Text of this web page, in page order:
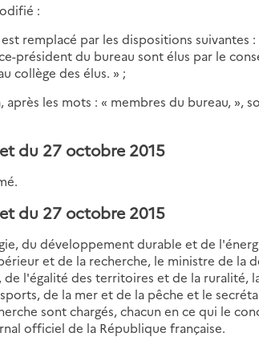
:
remplacé par les dispositions suivantes :
président du bureau sont élus par le
collège des élus. » ;
après les mots : « membres du bureau, »,
du 27 octobre 2015
du 27 octobre 2015
du développement durable et de
et de la recherche, le ministre de la
l'égalité des territoires et de la ruralité,
de la mer et de la pêche et le
sont chargés, chacun en ce qui le
officiel de la République française.